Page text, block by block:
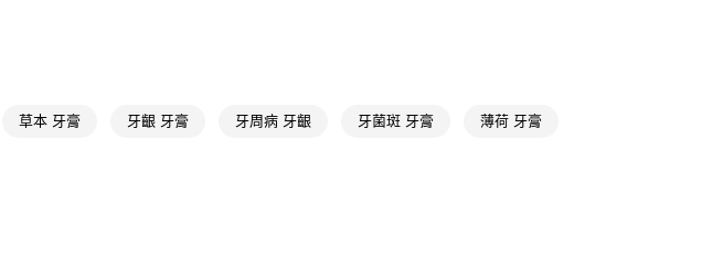
便利好安心！
草本 牙膏 牙齦 牙膏 牙周病 牙齦 牙菌斑 牙膏 薄荷 牙膏